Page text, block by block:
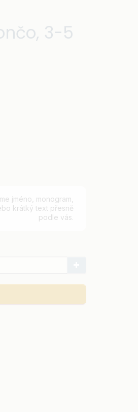
3-5
jméno, monogram,
krátký text přesně
podle vás.